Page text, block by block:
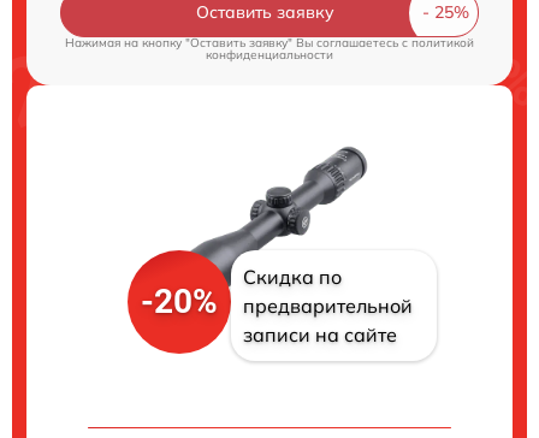
Оставить заявку
Нажимая на кнопку "Оставить заявку" Вы соглашаетесь c политикой
конфиденциальности
-20%
Скидка по
предварительной
записи на сайте